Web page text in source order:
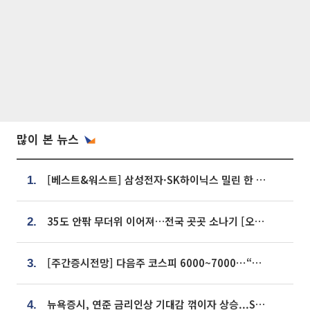
많이 본 뉴스
1. [베스트&워스트] 삼성전자·SK하이닉스 밀린 한 주…상상인증권은 85% 급등
2. 35도 안팎 무더위 이어져…전국 곳곳 소나기 [오늘 날씨]
3. [주간증시전망] 다음주 코스피 6000~7000⋯“外人 수급은 정책이 변수”
4. 뉴욕증시, 연준 금리인상 기대감 꺾이자 상승...S&P500 사상 최고치 [종합]